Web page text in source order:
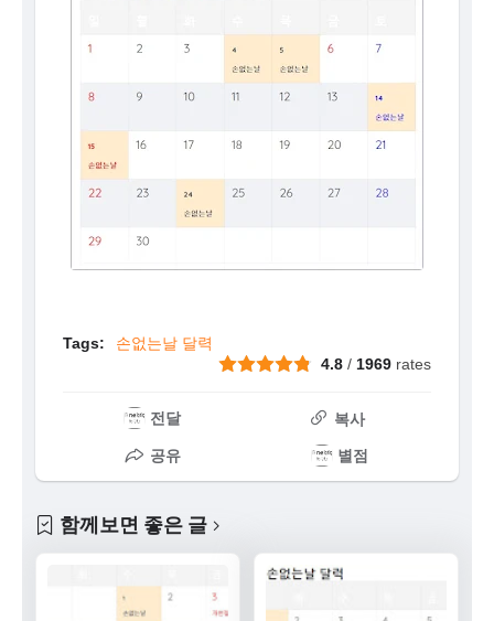
Tags:
손없는날 달력
4.8 / 1969 rates
전달 복사
공유 별점
함께보면 좋은 글